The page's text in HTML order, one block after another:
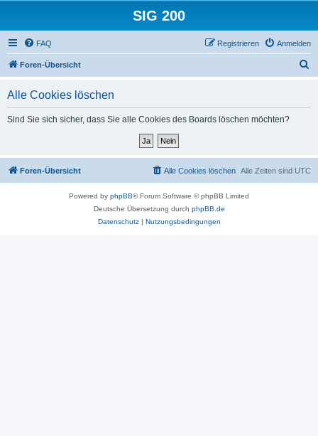
SIG 200
FAQ Anmelden
Registrieren
Foren-Übersicht
Alle Cookies löschen
Sind Sie sich sicher, dass Sie alle Cookies des Boards löschen möchten?
Foren-Übersicht Alle Zeiten sind UTC
Alle Cookies löschen
Powered by phpBB® Forum Software © phpBB Limited
Deutsche Übersetzung durch phpBB.de
Datenschutz| Nutzungsbedingungen